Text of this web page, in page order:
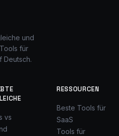
und
für
Deutsch.
vs
RESSOURCEN
Beste Tools für
SaaS
Tools für